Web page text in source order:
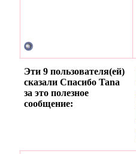
Эти 9 пользователя(ей)
сказали Спасибо Tana
за это полезное
сообщение: